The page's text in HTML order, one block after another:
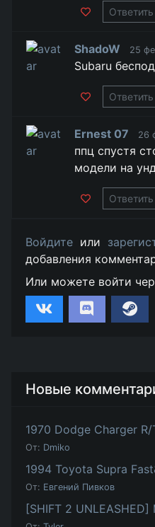
Ответить
ShadoW 25
Subaru
Ответить
Ernest 07 26
ппц спустя
модели на
Ответить
Войдите или
добавления
Или можете войти
Новые
1970 Dodge Charger
От: Dmiko
1994 Toyota Supra
От: Евгений Пивков
[SHIFT 2